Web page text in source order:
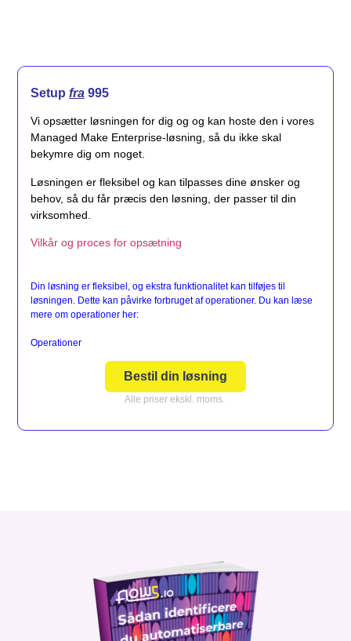
Setup fra 995
Vi opsætter løsningen for dig og og kan hoste den i vores
Managed Make Enterprise-løsning, så du ikke skal
bekymre dig om noget.
Løsningen er fleksibel og kan tilpasses dine ønsker og
behov, så du får præcis den løsning, der passer til din
virksomhed.
Vilkår og proces for opsætning
Din løsning er fleksibel, og ekstra funktionalitet kan tilføjes til
løsningen. Dette kan påvirke forbruget af operationer. Du kan læse
mere om operationer her:
Operationer
Bestil din løsning
Alle priser ekskl. moms.